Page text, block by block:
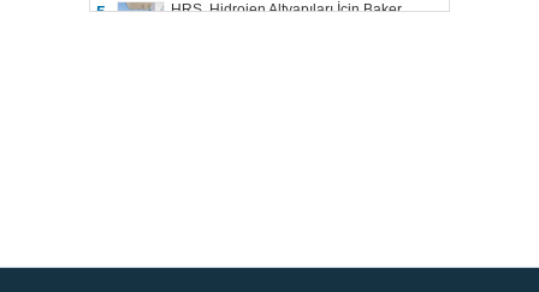
5.
HRS, Hidrojen Altyapıları İçin Baker